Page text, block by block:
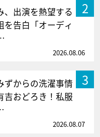
2
、出演を熱望する
を告白「オーディ
2026.08.06
3
ずからの洗濯事情
吉おどろき！私服
2026.08.07